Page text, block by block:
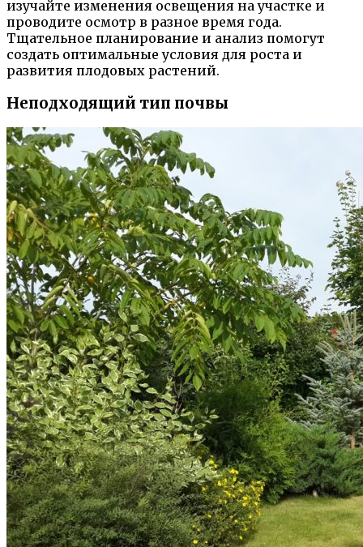
изучайте изменения освещения на участке и
проводите осмотр в разное время года.
Тщательное планирование и анализ помогут
создать оптимальные условия для роста и
развития плодовых растений.
Неподходящий тип почвы